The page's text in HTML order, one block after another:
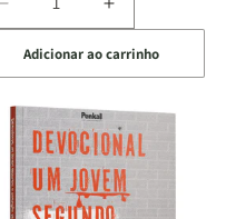
Diminuir
a
quantidade
de
Devocional
Café
com
Mulheres
da
Aumentar
a
quantidade
de
Devocional
Café
com
Mulheres
da
Adicionar ao carrinho